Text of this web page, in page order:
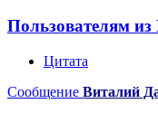
Пользователям
Цитата
Сообщение Виталий